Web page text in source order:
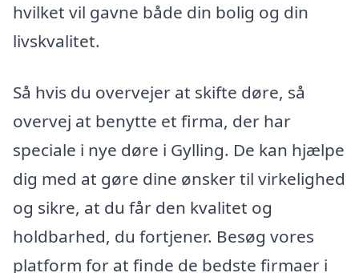
hvilket vil gavne både din bolig og din
livskvalitet.
Så hvis du overvejer at skifte døre, så
overvej at benytte et firma, der har
speciale i nye døre i Gylling. De kan hjælpe
dig med at gøre dine ønsker til virkelighed
og sikre, at du får den kvalitet og
holdbarhed, du fortjener. Besøg vores
platform for at finde de bedste firmaer i